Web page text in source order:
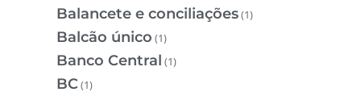
Balancete e conciliações(1)
Balcão único (1)
Banco Central (1)
BC(1)